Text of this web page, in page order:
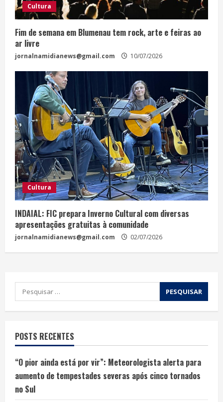
Cultura
Fim de semana em Blumenau tem rock, arte e feiras ao
ar livre
jornalnamidianews@gmail.com 10/07/2026
Cultura
INDAIAL: FIC prepara Inverno Cultural com diversas
apresentações gratuitas à comunidade
jornalnamidianews@gmail.com 02/07/2026
POSTS RECENTES
“O pior ainda está por vir”: Meteorologista alerta para
aumento de tempestades severas após cinco tornados
no Sul